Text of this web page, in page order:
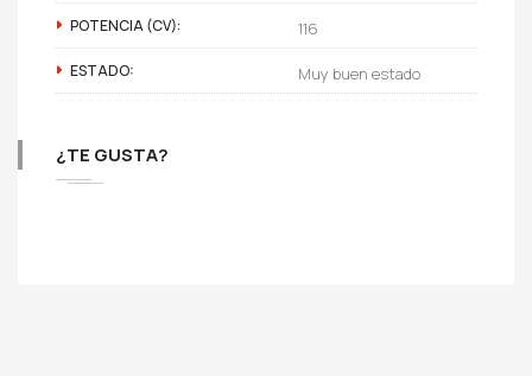
POTENCIA (CV): 116
ESTADO: Muy buen estado
¿TE GUSTA?